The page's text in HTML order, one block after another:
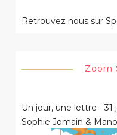
Retrouvez nous sur
Zoom
Un jour, une lettre -
Sophie Jomain &